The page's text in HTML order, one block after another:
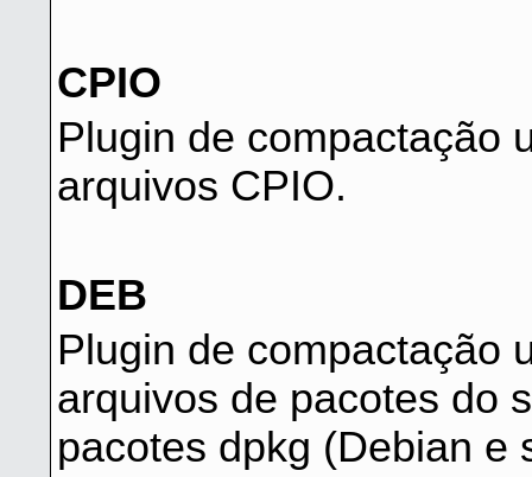
CPIO
Plugin de compactação
arquivos CPIO.
DEB
Plugin de compactação
arquivos de pacotes do
pacotes dpkg (Debian e